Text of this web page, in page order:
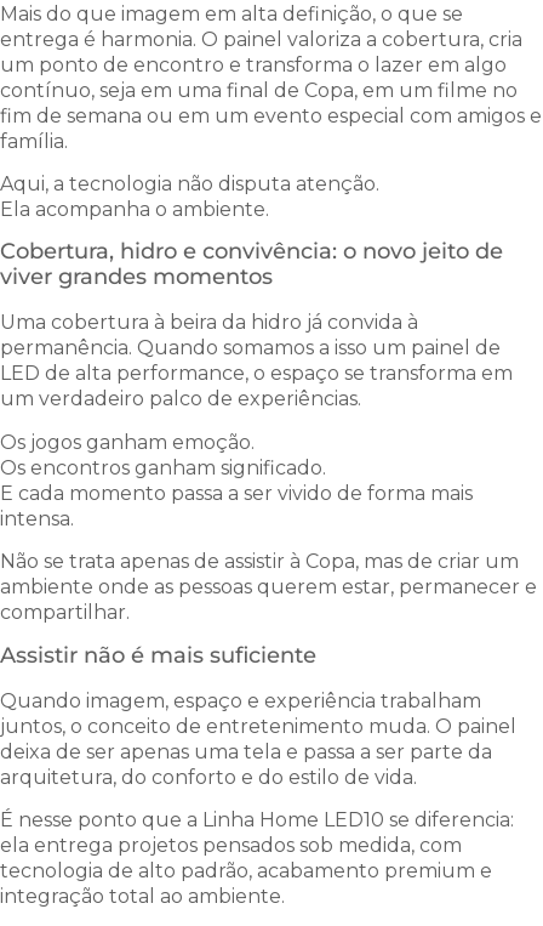
Mais do que imagem em alta definição, o que se
entrega é harmonia. O painel valoriza a cobertura, cria
um ponto de encontro e transforma o lazer em algo
contínuo, seja em uma final de Copa, em um filme no
fim de semana ou em um evento especial com amigos e
família.
Aqui, a tecnologia não disputa atenção.
Ela acompanha o ambiente.
Cobertura, hidro e convivência: o novo jeito de
viver grandes momentos
Uma cobertura à beira da hidro já convida à
permanência. Quando somamos a isso um painel de
LED de alta performance, o espaço se transforma em
um verdadeiro palco de experiências.
Os jogos ganham emoção.
Os encontros ganham significado.
E cada momento passa a ser vivido de forma mais
intensa.
Não se trata apenas de assistir à Copa, mas de criar um
ambiente onde as pessoas querem estar, permanecer e
compartilhar.
Assistir não é mais suficiente
Quando imagem, espaço e experiência trabalham
juntos, o conceito de entretenimento muda. O painel
deixa de ser apenas uma tela e passa a ser parte da
arquitetura, do conforto e do estilo de vida.
É nesse ponto que a Linha Home LED10 se diferencia:
ela entrega projetos pensados sob medida, com
tecnologia de alto padrão, acabamento premium e
integração total ao ambiente.